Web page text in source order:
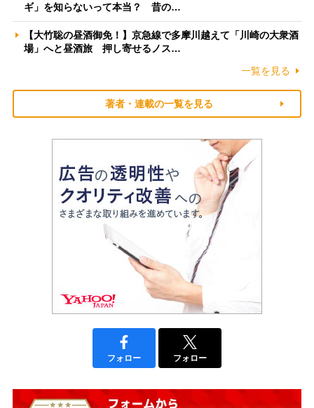
ギ」を知らないって本当？ 昔の…
【大竹聡の昼酒御免！】京急線で多摩川越えて「川崎の大衆酒
場」へと昼酒旅 押し寄せるノス…
一覧を見る
著者・連載の一覧を見る
フォロー フォロー